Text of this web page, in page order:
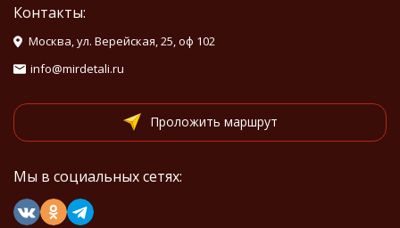
Контакты:
Москва, ул. Верейская, 25, оф 102
info@mirdetali.ru
Проложить маршрут
Мы в социальных сетях: